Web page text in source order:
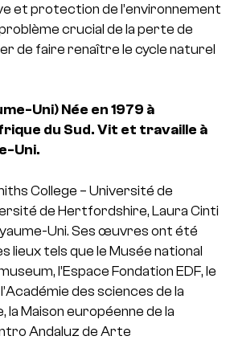
et protection de l’environnement
crucial de la perte de
de faire renaître le cycle naturel
Uni) Née en 1979 à
du Sud. Vit et travaille à
Uni.
College – Université de
de Hertfordshire, Laura Cinti
Uni. Ses œuvres ont été
lieux tels que le Musée national
l’Espace Fondation EDF, le
des sciences de la
la Maison européenne de la
Andaluz de Arte